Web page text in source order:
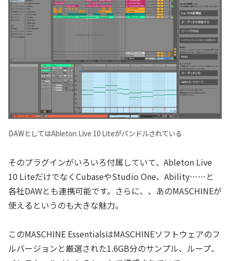
DAWとしてはAbleton Live 10 Liteがバンドルされている
そのプラグインがいろいろ付属していて、Ableton Live
10 LiteだけでなくCubaseやStudio One、Ability……と
各社DAWとも連携可能です。さらに、、あのMASCHINEが
使えるというのも大きな魅力。
このMASCHINE EssentialsはMASCHINEソフトウェアのフ
ルバージョンと厳選された1.6GB分のサンプル、ループ、